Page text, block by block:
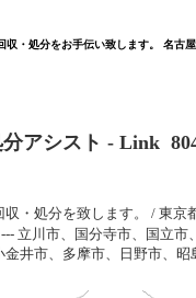
・処分をお手伝い致します。 名古
収・処分を致します。 / 東京
立川市、国分寺市、国立
金井市、多摩市、日野市、
アシスト - Link